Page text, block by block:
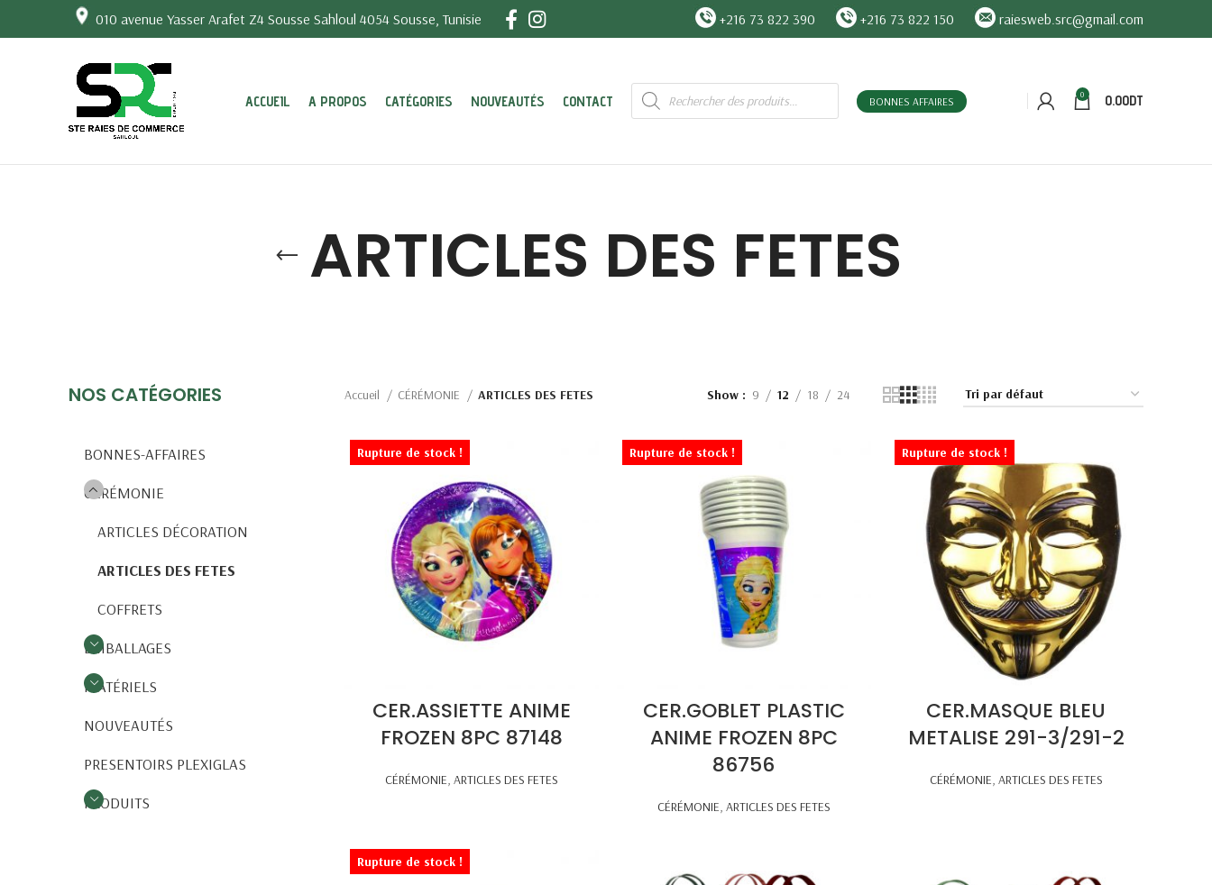
010 avenue Yasser Arafet Z4 Sousse Sahloul 4054 Sousse, Tunisie +216 73 822 390 +216 73 822 150 raiesweb.src@gmail.com
ACCUEIL A PROPOS CATÉGORIES NOUVEAUTÉS CONTACT
Recherche
de
produits
BONNES AFFAIRES
0 0.00DT
ARTICLES DES FETES
NOS CATÉGORIES
BONNES-AFFAIRES
CÉRÉMONIE
ARTICLES DÉCORATION
ARTICLES DES FETES
COFFRETS
EMBALLAGES
MATÉRIELS
NOUVEAUTÉS
PRESENTOIRS PLEXIGLAS
PRODUITS
Accueil CÉRÉMONIE ARTICLES DES FETES Show 9 12 18 24
Rupture de stock !
CER.ASSIETTE ANIME
FROZEN 8PC 87148
CÉRÉMONIE, ARTICLES DES FETES
Rupture de stock !
CER.GOBLET PLASTIC
ANIME FROZEN 8PC
86756
CÉRÉMONIE, ARTICLES DES FETES
Rupture de stock !
CER.MASQUE BLEU
METALISE 291-3/291-2
CÉRÉMONIE, ARTICLES DES FETES
Rupture de stock !